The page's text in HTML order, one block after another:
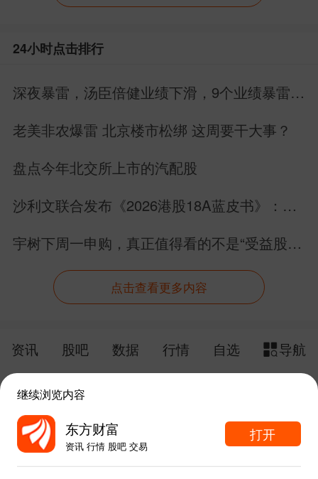
24小时点击排行
深夜暴雷，汤臣倍健业绩下滑，9个业绩暴雷，
老美非农爆雷 北京楼市松绑 这周要干大事？
盘点今年北交所上市的汽配股
沙利文联合发布《2026港股18A蓝皮书》：生
宇树下周一申购，真正值得看的不是“受益股名
点击查看更多内容
资讯 股吧 数据 行情 自选
导航
给网站提点意见 下载APP
东方财富APP内打开
继续浏览内容
东方财富
资讯 行情 股吧 交易
打开